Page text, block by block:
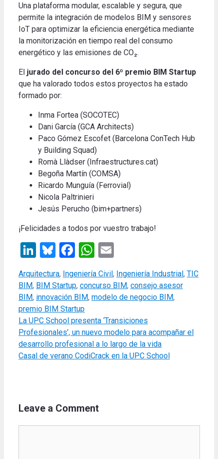
Una plataforma modular, escalable y segura, que
permite la integración de modelos BIM y sensores
IoT para optimizar la eficiencia energética mediante
la monitorización en tiempo real del consumo
energético y las emisiones de CO₂.
El jurado del concurso del 6º premio BIM Startup
que ha valorado todos estos proyectos ha estado
formado por:
Inma Fortea (SOCOTEC)
Dani García (GCA Architects)
Paco Gómez Escofet (Barcelona ConTech Hub
y Building Squad)
Romà Llàdser (Infraestructures.cat)
Begoña Martín (COMSA)
Ricardo Munguía (Ferrovial)
Nicola Paltrinieri
Jesús Perucho (bim+partners)
¡Felicidades a todos por vuestro trabajo!
LinkedIn
Bluesky
Facebook
WhatsApp
Categories
Arquitectura, Ingeniería Civil , Ingeniería Industrial , TIC
Tags
BIM, BIM Startup, concurso BIM, consejo asesor
BIM, innovación BIM, modelo de negocio BIM,
premio BIM Startup
La UPC School presenta ‘Transiciones
Profesionales’, un nuevo modelo para acompañar el
desarrollo profesional a lo largo de la vida
Casal de verano CodiCrack en la UPC School
Leave a Comment